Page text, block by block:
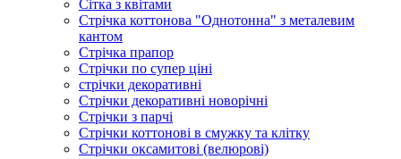
Сітка з квітами
Стрічка коттонова "Однотонна" з металевим
кантом
Стрічка прапор
Стрічки по супер ціні
стрічки декоративні
Стрічки декоративні новорічні
Стрічки з парчі
Стрічки коттонові в смужку та клітку
Стрічки оксамитові (велюрові)